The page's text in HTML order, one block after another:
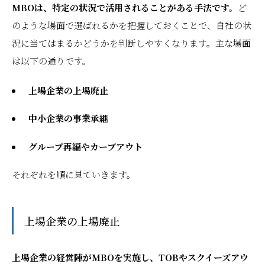
MBOは、特定の状況で活用されることがある手法です。
ど
のような場面で選ばれるかを把握しておくことで、自社の状
況に当てはまるかどうかを判断しやすくなります。主な場面
は以下の通りです。
上場企業の上場廃止
中小企業の事業承継
グループ再編やカーブアウト
それぞれを順に見ていきます。
上場企業の上場廃止
上場企業の経営陣がMBOを実施し、TOBやスクイーズアウ